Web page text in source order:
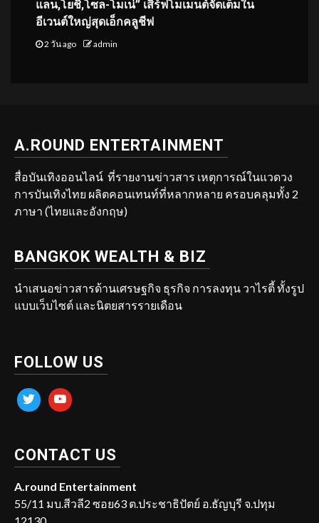
แลน,โยชิ,โซล-โมเน่” เสิร์ฟโมเมนต์จัดเต็มใน
อีเวนต์ใหญ่สุดเอ็กคลูชีฟ
2 วัน ago admin
A.ROUND ENTERTAINMENT
สื่อบันเทิงออนไลน์ ที่รายงานข่าวสาร เหตุการณ์ในแวดวง
การบันเทิงไทย ผลิตคอนเทนท์ที่หลากหลาย ครอบคลุมทั้ง 2
ภาษา (ไทยและอังกฤษ)
BANGKOK WEALTH & BIZ
นำเสนอข่าวสารด้านเศรษฐกิจ ธุรกิจ การลงทุน วาไรตี้ ทั้งรูป
แบบเว็บไซต์ และนิตยสารรายเดือน
FOLLOW US
twitter youtube
CONTACT US
A.round Entertainment
55/11 มบ.สีวลี2 ซอย63 ต.ประชาธิปัตย์ อ.ธัญบุรี จ.ปทุม
12130